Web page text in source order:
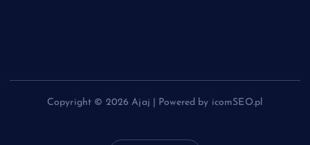
Copyright © 2026 Ajaj | Powered by icomSEO.pl